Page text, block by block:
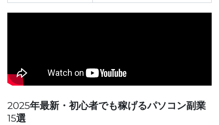
2025年最新・初心者でも稼げるパソコン副業
15選